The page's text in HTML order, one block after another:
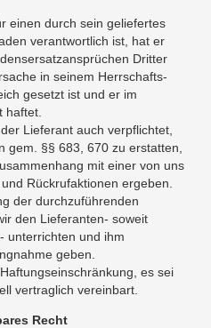
einen durch sein geliefertes
verantwortlich ist, hat er
Dritter
in seinem Herrschafts-
gesetzt ist und er im
haftet.
Lieferant auch verpflichtet,
gem. §§ 683, 670 zu erstatten,
mit einer von uns
Rückrufaktionen ergeben.
der durchzuführenden
den Lieferanten- soweit
unterrichten und ihm
geben.
es sei
vertraglich vereinbart.
Recht